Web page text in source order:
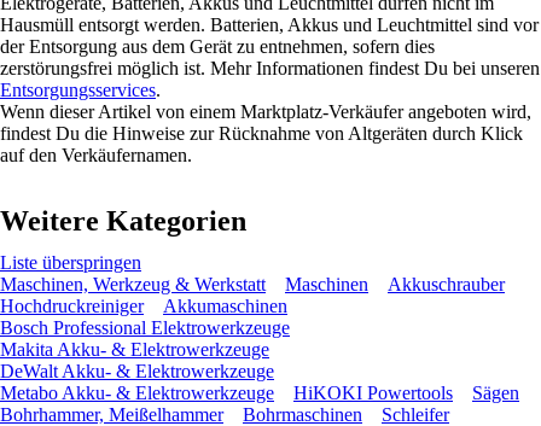
Hausmüll entsorgt werden. Batterien, Akkus und Leuchtmittel sind vor
der Entsorgung aus dem Gerät zu entnehmen, sofern dies
zerstörungsfrei möglich ist. Mehr Informationen findest Du bei unseren
Entsorgungsservices.
Wenn dieser Artikel von einem Marktplatz-Verkäufer angeboten wird,
findest Du die Hinweise zur Rücknahme von Altgeräten durch Klick
auf den Verkäufernamen.
Weitere Kategorien
Liste überspringen
Maschinen, Werkzeug & Werkstatt
Maschinen
Akkuschrauber
Hochdruckreiniger
Akkumaschinen
Bosch Professional Elektrowerkzeuge
Makita Akku- & Elektrowerkzeuge
DeWalt Akku- & Elektrowerkzeuge
Metabo Akku- & Elektrowerkzeuge
HiKOKI Powertools
Sägen
Bohrhammer, Meißelhammer
Bohrmaschinen
Schleifer